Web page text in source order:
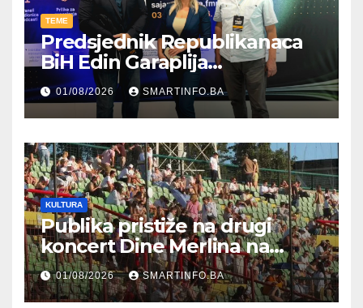
TEME
Predsjednik Republikanaca
BiH Edin Garaplija
prisustvovao prezentaciji
Federalnog sajma
zapošljavanja
01/08/2026 SMARTINFO.BA
KULTURA
Publika pristiže na drugi
koncert Dine Merlina na
Koševu
01/08/2026 SMARTINFO.BA